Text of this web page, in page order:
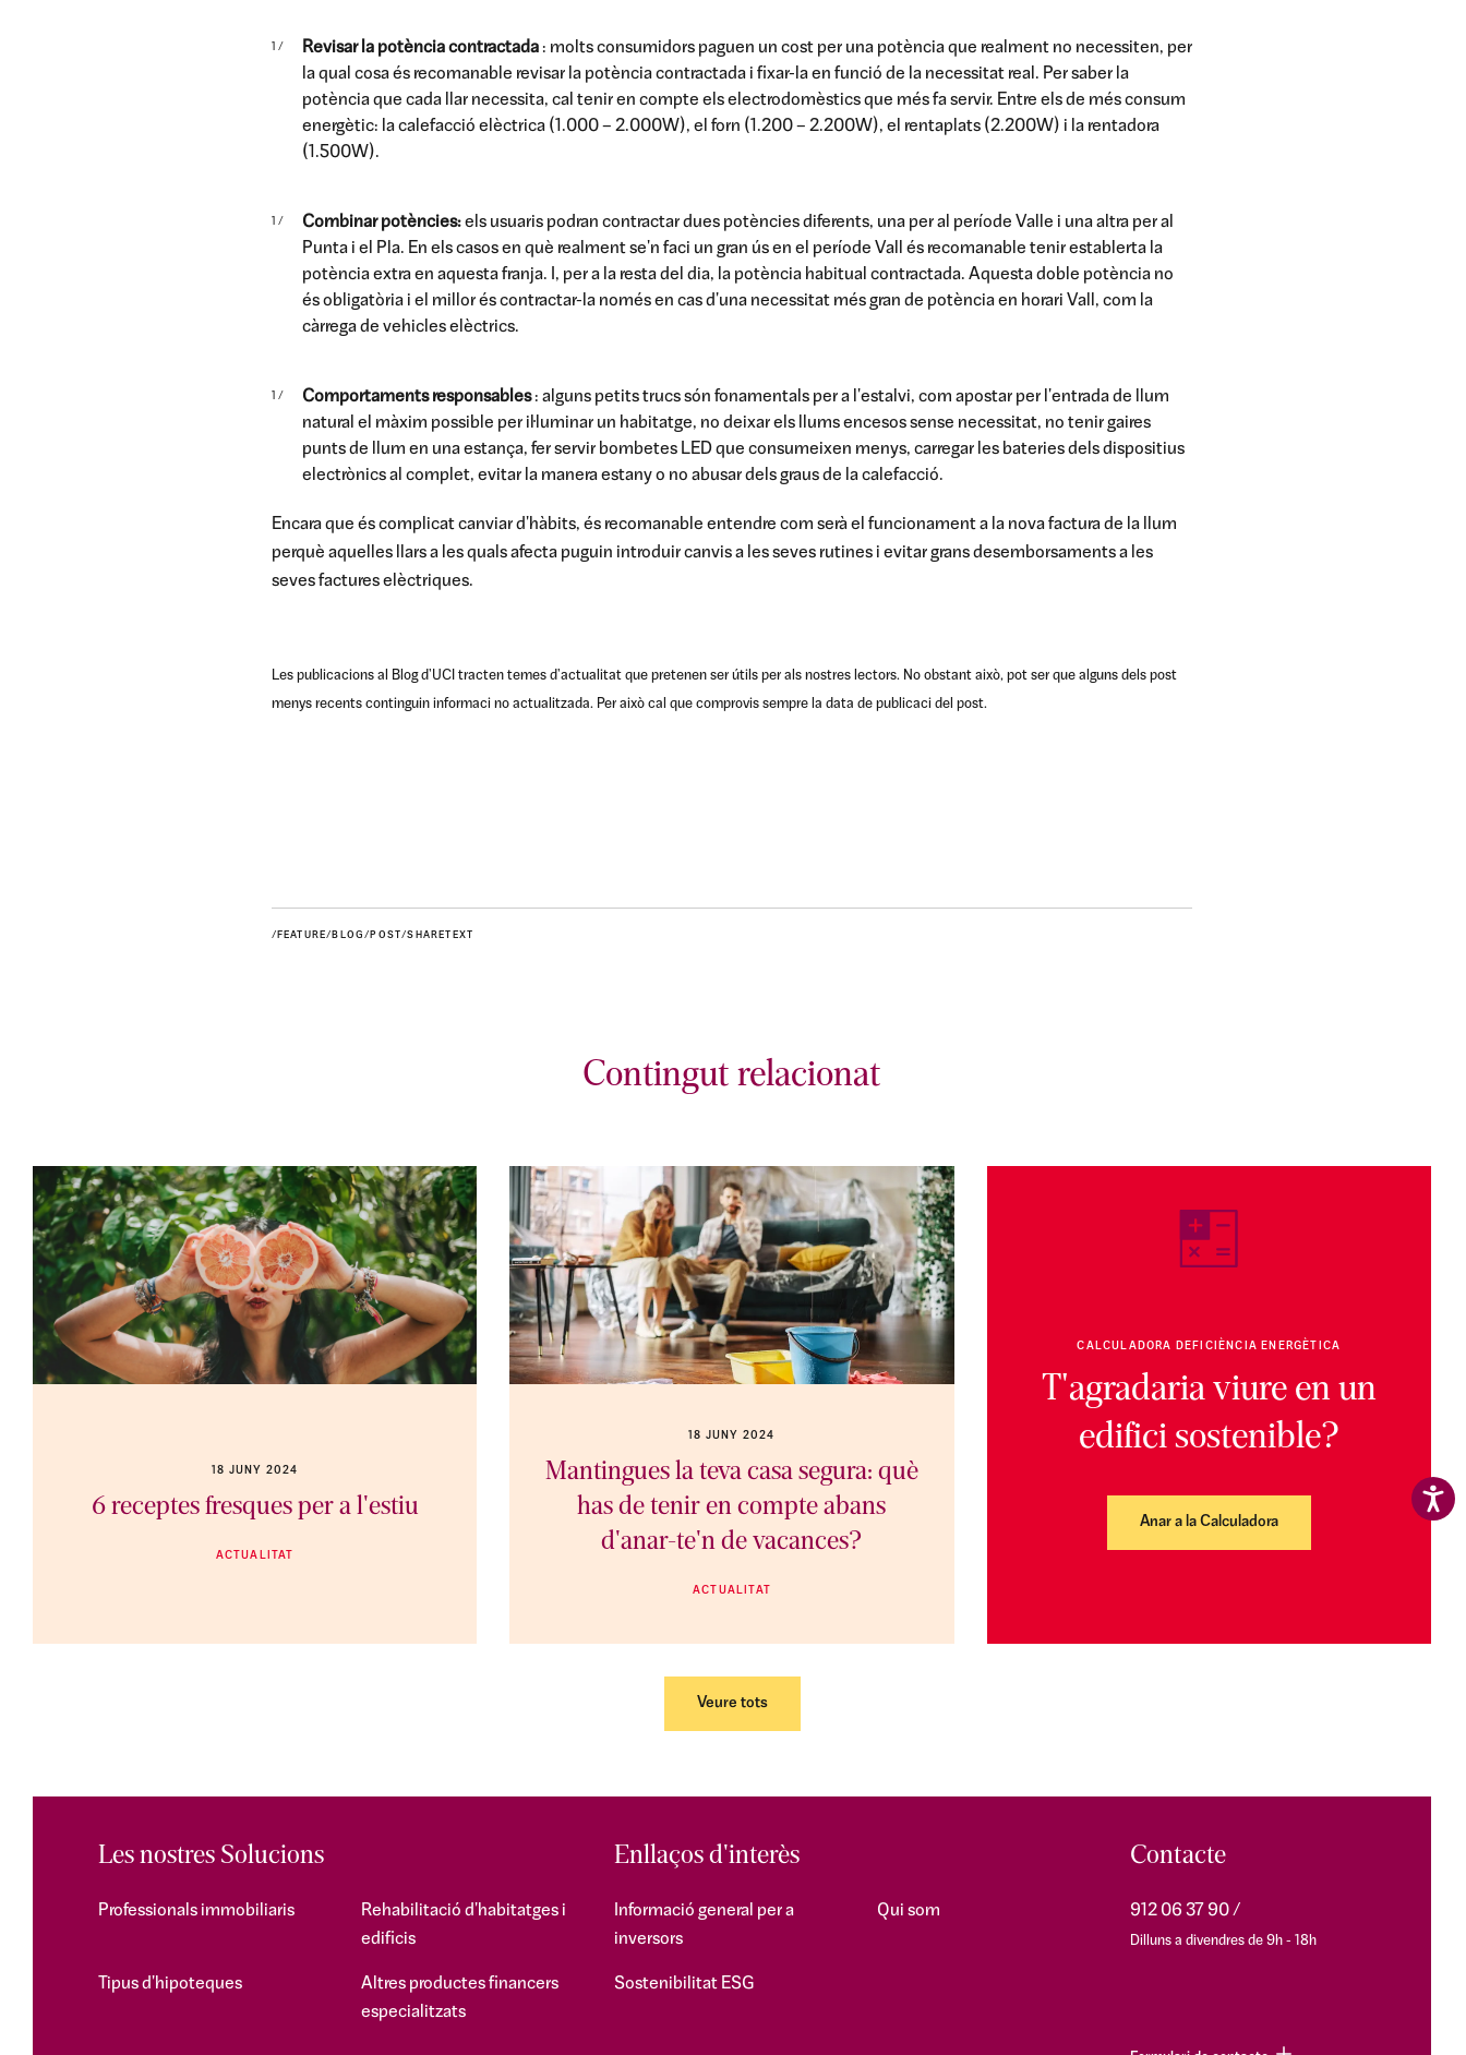
Revisar la potència contractada: molts consumidors paguen un cost per una potència que realment no necessiten, per
la qual cosa és recomanable revisar la potència contractada i fixar-la en funció de la necessitat real. Per saber la
potència que cada llar necessita, cal tenir en compte els electrodomèstics que més fa servir. Entre els de més consum
energètic: la calefacció elèctrica (1.000 – 2.000W), el forn (1.200 – 2.200W), el rentaplats (2.200W) i la rentadora
(1.500W).
Combinar potències:els usuaris podran contractar dues potències diferents, una per al període Valle i una altra per al
Punta i el Pla. En els casos en què realment se'n faci un gran ús en el període Vall és recomanable tenir establerta la
potència extra en aquesta franja. I, per a la resta del dia, la potència habitual contractada. Aquesta doble potència no
és obligatòria i el millor és contractar-la només en cas d'una necessitat més gran de potència en horari Vall, com la
càrrega de vehicles elèctrics.
Comportaments responsables: alguns petits trucs són fonamentals per a l'estalvi, com apostar per l'entrada de llum
natural el màxim possible per il·luminar un habitatge, no deixar els llums encesos sense necessitat, no tenir gaires
punts de llum en una estança, fer servir bombetes LED que consumeixen menys, carregar les bateries dels dispositius
electrònics al complet, evitar la manera estany o no abusar dels graus de la calefacció.
Encara que és complicat canviar d'hàbits, és recomanable entendre com serà el funcionament a la nova factura de la llum
perquè aquelles llars a les quals afecta puguin introduir canvis a les seves rutines i evitar grans desemborsaments a les
seves factures elèctriques.
Les publicacions al Blog d'UCI tracten temes d'actualitat que pretenen ser útils per als nostres lectors. No obstant això, pot ser que alguns dels post
menys recents continguin informaci no actualitzada. Per això cal que comprovis sempre la data de publicaci del post.
/FEATURE/BLOG/POST/SHARETEXT
Contingut relacionat
18 JUNY 2024
6 receptes fresques per a l'estiu
ACTUALITAT
18 JUNY 2024
Mantingues la teva casa segura: què
has de tenir en compte abans
d'anar-te'n de vacances?
ACTUALITAT
CALCULADORA DEFICIÈNCIA ENERGÈTICA
T'agradaria viure en un
edifici sostenible?
Anar a la Calculadora
Veure tots
Les nostres Solucions
Professionals immobiliaris
Rehabilitació d'habitatges i
edificis
Tipus d'hipoteques
Altres productes financers
especialitzats
Enllaços d'interès
Informació general per a
inversors
Qui som
Sostenibilitat ESG
Contacte
912 06 37 90
Dilluns a divendres de 9h - 18h